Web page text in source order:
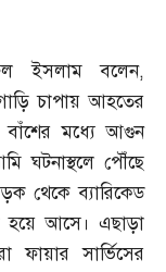
ইসলাম বলেন,
গাড়ি চাপায় আহতের
বাঁশের মধ্যে আগুন
ঘটনাস্থলে পৌঁছে
থেকে ব্যারিকেড
হয়ে আসে। এছাড়া
ফায়ার সার্ভিসের